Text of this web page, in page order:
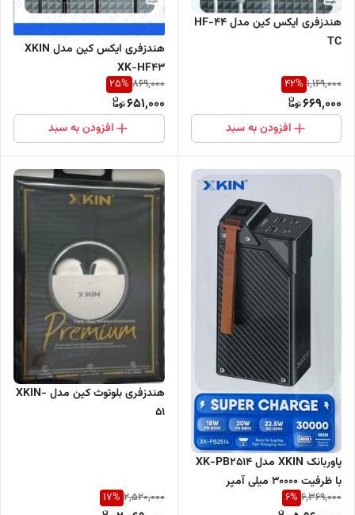
هندزفری ایکس کین مدل HF-44
TC
1,169,000
42%
669,000
افزودن به سبد
هندزفری ایکس کین مدل XKIN
XK-HF43
869,000
25%
651,000
افزودن به سبد
پاوربانک XKIN مدل XK-PB2514
با ظرفیت 30000 میلی آمپر
6,369,000
6%
هندزفری بلوتوث کین مدل XKIN-
51
2,520,000
17%